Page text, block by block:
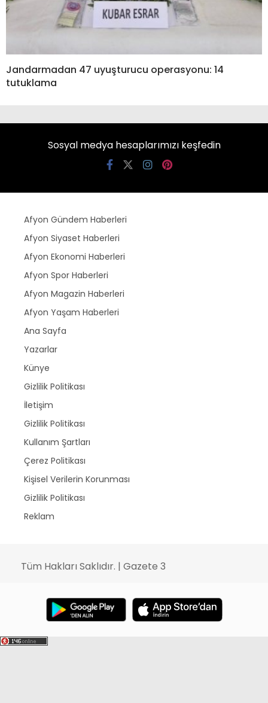
Jandarmadan 47 uyuşturucu operasyonu: 14
tutuklama
Sosyal medya hesaplarımızı keşfedin
Afyon Gündem Haberleri
Afyon Siyaset Haberleri
Afyon Ekonomi Haberleri
Afyon Spor Haberleri
Afyon Magazin Haberleri
Afyon Yaşam Haberleri
Ana Sayfa
Yazarlar
Künye
Gizlilik Politikası
İletişim
Gizlilik Politikası
Kullanım Şartları
Çerez Politikası
Kişisel Verilerin Korunması
Gizlilik Politikası
Reklam
Tüm Hakları Saklıdır. | Gazete 3